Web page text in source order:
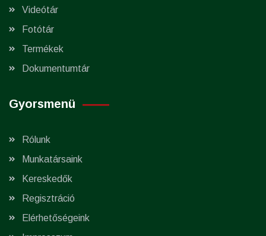
Videótár
Fotótár
Termékek
Dokumentumtár
Gyorsmenü
Rólunk
Munkatársaink
Kereskedők
Regisztráció
Elérhetőségeink